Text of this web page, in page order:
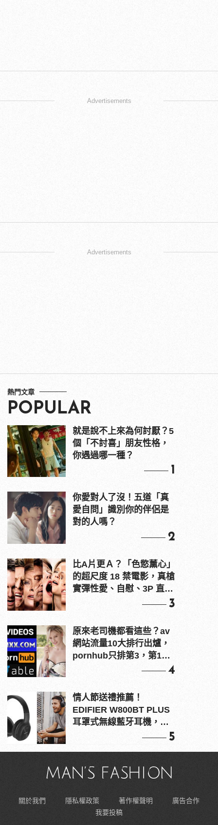
Advertisements
Advertisements
熱門文章
POPULAR
就是說不上來為何討厭？5
個「不討喜」朋友性格，
你遇過哪一種？
1
你愛對人了沒！五道「真
愛自問」識別你的伴侶是
對的人嗎？
2
比A片更Ａ？「色慾薰心」
的超尺度 18 禁電影，真槍
實彈性愛、自慰、3P 直接
3
原來老司機都看這些？av
網站流量10大排行出爐，
pornhub只排第3，第1名
4
情人節送禮推薦！
EDIFIER W800BT PLUS
耳罩式無線藍牙耳機，在
5
關於我們 隱私權政策 著作權聲明
廣告合作
我要投稿